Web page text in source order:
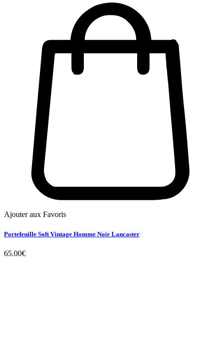
Ajouter aux Favoris
Portefeuille Soft Vintage Homme Noir Lancaster
65.00€